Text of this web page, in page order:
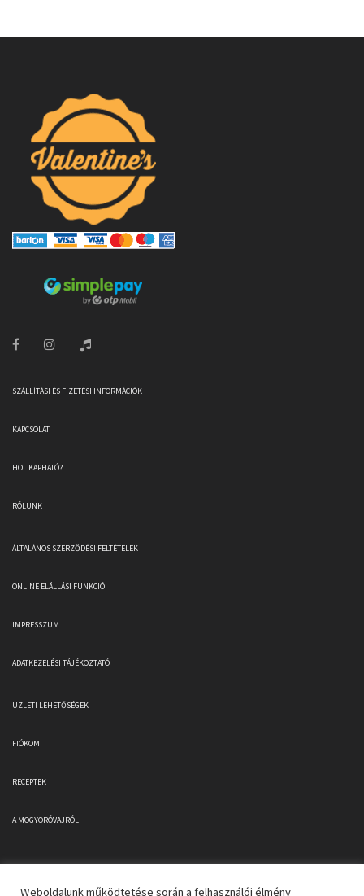
SZÁLLÍTÁSI ÉS FIZETÉSI INFORMÁCIÓK
KAPCSOLAT
HOL KAPHATÓ?
RÓLUNK
ÁLTALÁNOS SZERZŐDÉSI FELTÉTELEK
ONLINE ELÁLLÁSI FUNKCIÓ
IMPRESSZUM
ADATKEZELÉSI TÁJÉKOZTATÓ
ÜZLETI LEHETŐSÉGEK
FIÓKOM
RECEPTEK
A MOGYORÓVAJRÓL
Weboldalunk működtetése során a felhasználói élmény